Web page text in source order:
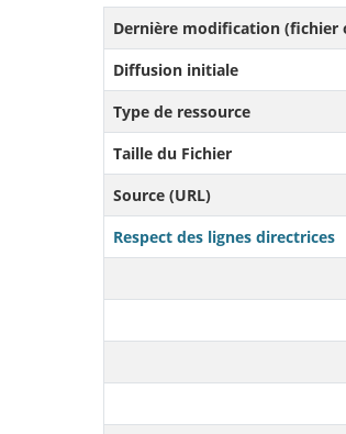
Dernière modification (fichier
Diffusion initiale
Type de ressource
Taille du Fichier
Source (URL)
Respect des lignes directrices